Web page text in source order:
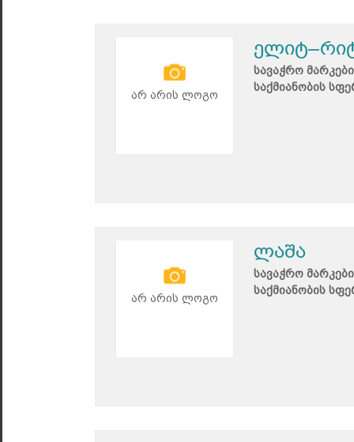
არ არის ლოგო
სავაჭრო
საქმიანობის
არ არის ლოგო
ლაშა
სავაჭრო
საქმიანობის